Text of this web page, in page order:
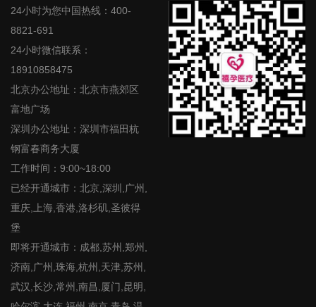
24小时为您中国热线：400-
8821-691
24小时微信联系：
18910858475
北京办公地址：北京市燕郊区
富地广场
深圳办公地址：深圳市福田杭
钢富春商务大厦
工作时间：9:00~18:00
已经开通城市：北京,深圳,广州,
重庆,上海,香港,洛杉矶,圣彼得
堡
即将开通城市：成都,苏州,郑州,
济南,广州,珠海,杭州,天津,苏州,
武汉,长沙,常州,南昌,厦门,昆明,